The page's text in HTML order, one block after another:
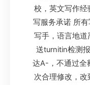
校，英文写作
写服务承诺 所
写手，语言地
送turnitin检测
达A-，不通过全
次合理修改，